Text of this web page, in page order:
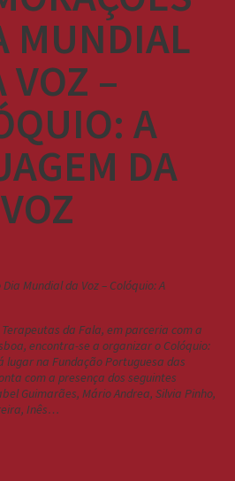
MUNDIAL
VOZ –
A
DA
VOZ
da Fala, em parceria com a
encontra-se a organizar o Colóquio:
lugar na Fundação Portuguesa das
com a presença dos seguintes
Guimarães, Mário Andrea, Silvia Pinho,
Inês…